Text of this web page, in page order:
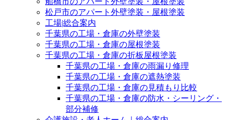
松戸市のアパート外壁塗装・屋根塗装
工場|総合案内
千葉県の工場・倉庫の外壁塗装
千葉県の工場・倉庫の屋根塗装
千葉県の工場・倉庫の折板屋根塗装
千葉県の工場・倉庫の雨漏り修理
千葉県の工場・倉庫の遮熱塗装
千葉県の工場・倉庫の見積もり比較
千葉県の工場・倉庫の防水・シーリング・
部分補修